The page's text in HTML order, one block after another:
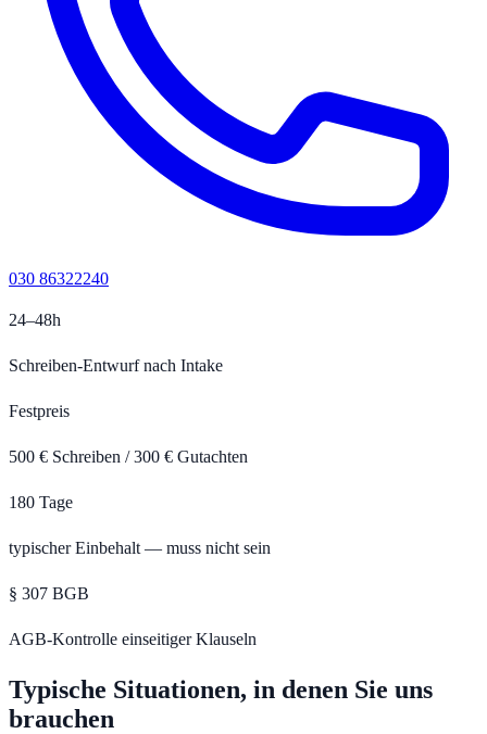
030 86322240
24–48h
Schreiben-Entwurf nach Intake
Festpreis
500 € Schreiben / 300 € Gutachten
180 Tage
typischer Einbehalt — muss nicht sein
§ 307 BGB
AGB-Kontrolle einseitiger Klauseln
Typische Situationen, in denen Sie uns
brauchen